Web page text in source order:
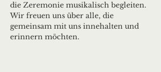
die Zeremonie musikalisch begleiten.
Wir freuen uns über alle, die
gemeinsam mit uns innehalten und
erinnern möchten.